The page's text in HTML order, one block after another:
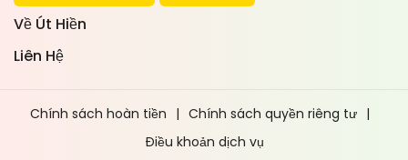
Về Út Hiền
Liên Hệ
Chính sách hoàn tiền
Chính sách quyền riêng tư
Điều khoản dịch vụ